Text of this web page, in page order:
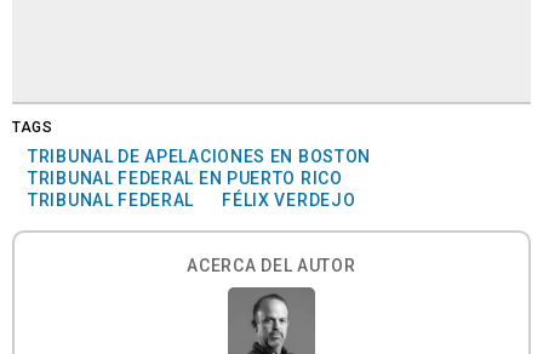
TAGS
TRIBUNAL DE APELACIONES EN BOSTON
TRIBUNAL FEDERAL EN PUERTO RICO
TRIBUNAL FEDERAL
FÉLIX VERDEJO
ACERCA DEL AUTOR